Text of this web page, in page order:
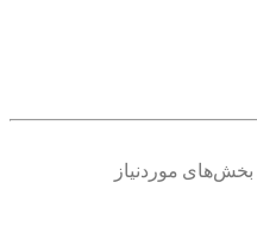
بخش‌های موردنیاز